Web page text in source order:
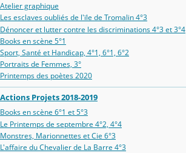
Atelier graphique
Les esclaves oubliés de l'ïle de Tromalin 4°3
Dénoncer et lutter contre les discriminations 4°3 et 3°4
Books en scène 5°1
Sport, Santé et Handicap, 4°1, 6°1, 6°2
Portraits de Femmes, 3°
Printemps des poètes 2020
Actions Projets 2018-2019
Books en scène 6°1 et 5°3
Le Printemps de septembre 4°2, 4°4
Monstres, Marionnettes et Cie 6°3
L'affaire du Chevalier de La Barre 4°3